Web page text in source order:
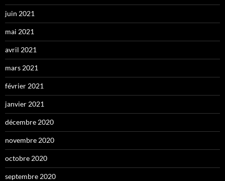
juin 2021
mai 2021
avril 2021
mars 2021
février 2021
janvier 2021
décembre 2020
novembre 2020
octobre 2020
septembre 2020